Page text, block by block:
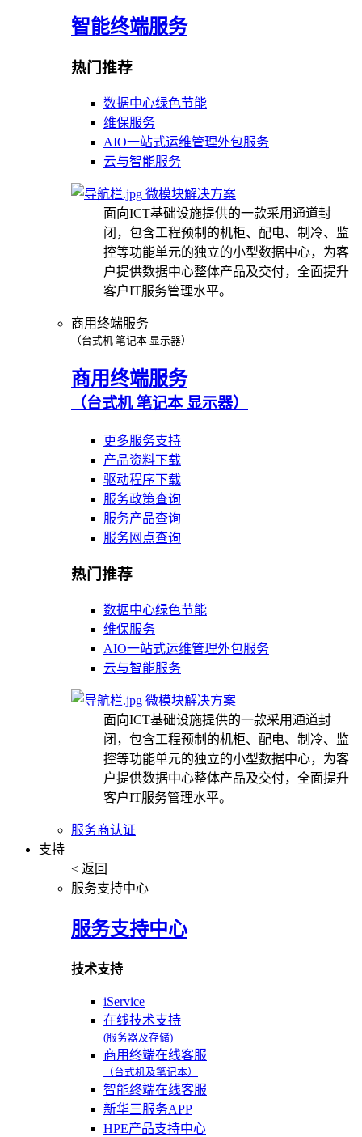
智能终端服务
热门推荐
数据中心绿色节能
维保服务
AIO一站式运维管理外包服务
云与智能服务
微模块解决方案
面向ICT基础设施提供的一款采用通道封
闭，包含工程预制的机柜、配电、制冷、监
控等功能单元的独立的小型数据中心，为客
户提供数据中心整体产品及交付，全面提升
客户IT服务管理水平。
商用终端服务
（台式机 笔记本 显示器）
商用终端服务
（台式机 笔记本 显示器）
更多服务支持
产品资料下载
驱动程序下载
服务政策查询
服务产品查询
服务网点查询
热门推荐
数据中心绿色节能
维保服务
AIO一站式运维管理外包服务
云与智能服务
微模块解决方案
面向ICT基础设施提供的一款采用通道封
闭，包含工程预制的机柜、配电、制冷、监
控等功能单元的独立的小型数据中心，为客
户提供数据中心整体产品及交付，全面提升
客户IT服务管理水平。
服务商认证
支持
< 返回
服务支持中心
服务支持中心
技术支持
iService
在线技术支持
(服务器及存储)
商用终端在线客服
（台式机及笔记本）
智能终端在线客服
新华三服务APP
HPE产品支持中心